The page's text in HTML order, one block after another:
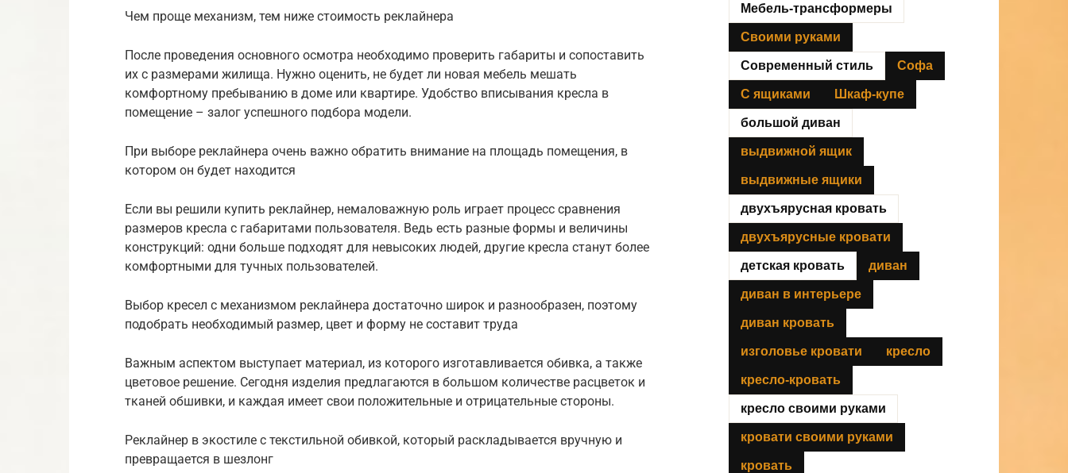
Чем проще механизм, тем ниже стоимость реклайнера
После проведения основного осмотра необходимо проверить габариты и сопоставить
их с размерами жилища. Нужно оценить, не будет ли новая мебель мешать
комфортному пребыванию в доме или квартире. Удобство вписывания кресла в
помещение – залог успешного подбора модели.
При выборе реклайнера очень важно обратить внимание на площадь помещения, в
котором он будет находится
Если вы решили купить реклайнер, немаловажную роль играет процесс сравнения
размеров кресла с габаритами пользователя. Ведь есть разные формы и величины
конструкций: одни больше подходят для невысоких людей, другие кресла станут более
комфортными для тучных пользователей.
Выбор кресел с механизмом реклайнера достаточно широк и разнообразен, поэтому
подобрать необходимый размер, цвет и форму не составит труда
Важным аспектом выступает материал, из которого изготавливается обивка, а также
цветовое решение. Сегодня изделия предлагаются в большом количестве расцветок и
тканей обшивки, и каждая имеет свои положительные и отрицательные стороны.
Реклайнер в экостиле с текстильной обивкой, который раскладывается вручную и
превращается в шезлонг
Мебель-трансформеры
Своими руками
Современный стиль Софа
С ящиками Шкаф-купе
большой диван
выдвижной ящик
выдвижные ящики
двухъярусная кровать
двухъярусные кровати
детская кровать диван
диван в интерьере
диван кровать
изголовье кровати кресло
кресло-кровать
кресло своими руками
кровати своими руками
кровать